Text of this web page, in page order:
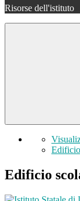
Risorse dell'istituto
Edificio